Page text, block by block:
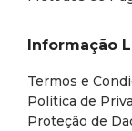
Informação
Termos e
Política de
Proteção de